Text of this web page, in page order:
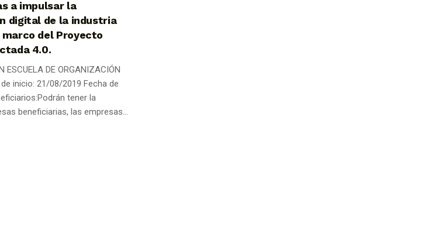
a impulsar la
digital de la industria
marco del Proyecto
4.0.
ESCUELA DE ORGANIZACIÓN
de inicio: 21/08/2019 Fecha de
tener la
beneficiarias, las empresas...